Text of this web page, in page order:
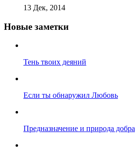
13 Дек, 2014
Новые заметки
Тень твоих деяний
Если ты обнаружил Любовь
Предназначение и природа добра